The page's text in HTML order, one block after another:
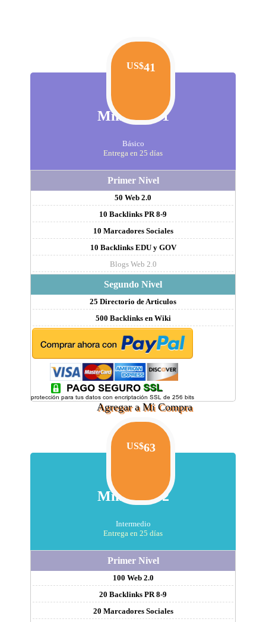
US$41
Mini Plan 1
Básico
Entrega en 25 días
Primer Nivel
50 Web 2.0
10 Backlinks PR 8-9
10 Marcadores Sociales
10 Backlinks EDU y GOV
Blogs Web 2.0
Segundo Nivel
25 Directorio de Articulos
500 Backlinks en Wiki
Agregar a Mi Compra
US$63
Mini Plan 2
Intermedio
Entrega en 25 días
Primer Nivel
100 Web 2.0
20 Backlinks PR 8-9
20 Marcadores Sociales